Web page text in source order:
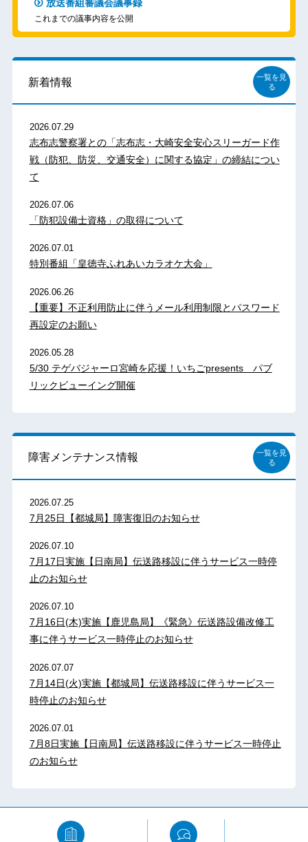
放送番組審議会議事録
これまでの議事内容を公開
新着情報
一覧を見
る
2026.07.29
志布志警察署との「志布志・大崎安全安心スリーガード作
戦（防犯、防災、交通安全）に関する協定」の締結につい
て
2026.07.06
「防犯設備士資格」の取得について
2026.07.01
特別番組「皇徳寺ふれあいカラオケ大会」
2026.06.26
【重要】不正利用防止に伴うメール利用制限とパスワード
再設定のお願い
2026.05.28
5/30 テゲバジャーロ宮崎を応援！いちごpresents パブ
リックビューイング開催
障害メンテナンス情報
一覧を見
る
2026.07.25
7月25日【都城局】障害復旧のお知らせ
2026.07.10
7月17日実施【日南局】伝送路移設に伴うサービス一時停
止のお知らせ
2026.07.10
7月16日(木)実施【鹿児島局】《緊急》伝送路設備改修工
事に伴うサービス一時停止のお知らせ
2026.07.07
7月14日(火)実施【都城局】伝送路移設に伴うサービス一
時停止のお知らせ
2026.07.01
7月8日実施【日南局】伝送路移設に伴うサービス一時停止
のお知らせ